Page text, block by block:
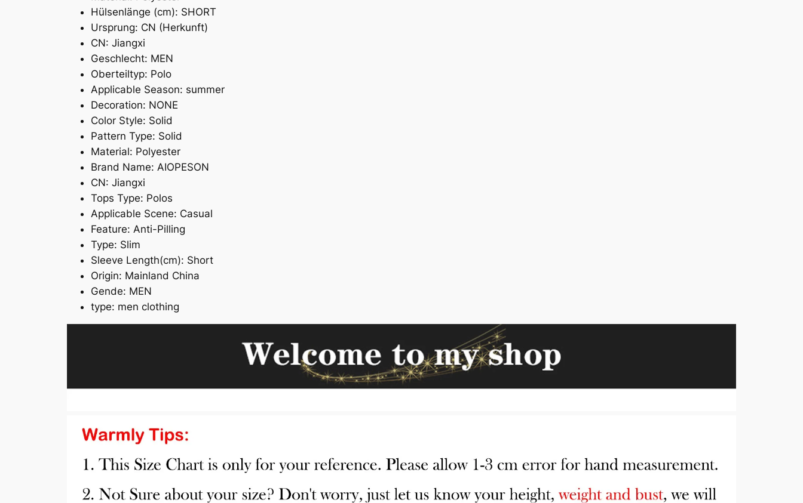
Hülsenlänge (cm): SHORT
Ursprung: CN (Herkunft)
CN: Jiangxi
Geschlecht: MEN
Oberteiltyp: Polo
Applicable Season: summer
Decoration: NONE
Color Style: Solid
Pattern Type: Solid
Material: Polyester
Brand Name: AIOPESON
CN: Jiangxi
Tops Type: Polos
Applicable Scene: Casual
Feature: Anti-Pilling
Type: Slim
Sleeve Length(cm): Short
Origin: Mainland China
Gende: MEN
type: men clothing